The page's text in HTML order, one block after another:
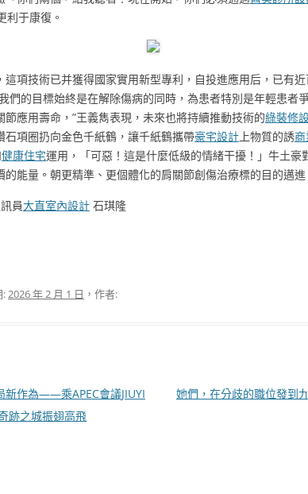
于康復。
這項技術已并獲得國家實用新型專利，自投進應用后，已有
們的目標始終是在解除傷病的同時，為患者特別是年輕患者
節應用壽命，”王義雋表現，未來也將持續推動技術的綠裝修
石項圈扔向金色千紙鶴，讓千紙鶴攜帶豪宅設計 上物質的誘
健康住宅運用，「可惡！這是什麼低級的情緒干擾！」牛土豪
的能量。朝更精準、更個體化的肩關節創傷治療標的目的邁進
員大直室內設計 石琪隆
:2026 年 2 月 1 日 ，作者:
新作為——乘APEC會議JIUYI
跡之城振翅高飛
她們，在分歧的職位發到